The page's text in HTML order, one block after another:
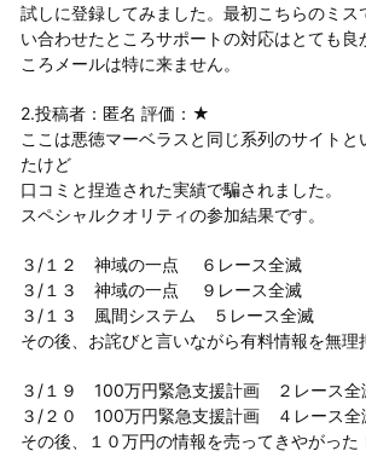
試しに登録してみました。最初こちらのミス
い合わせたところサポートの対応はとても良
ころメールは特に来ません。
2.投稿者：匿名 評価：★
ここは悪徳マーベラスと同じ系列のサイト
たけど
口コミと捏造された実績で騙されました。
スペシャルクオリティの参加結果です。
３/１２ 神域の一点 ６レース全滅
３/１３ 神域の一点 ９レース全滅
３/１３ 風間システム ５レース全滅
その後、お詫びと言いながら有料情報を無理
３/１９ 100万円緊急支援計画 ２レース全
３/２０ 100万円緊急支援計画 ４レース全
その後、１０万円の情報を売ってきやがった